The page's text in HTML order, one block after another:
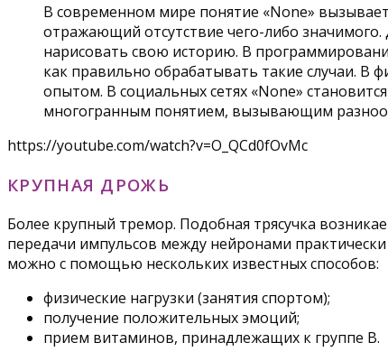
В современном мире понятие «None»
отражающий отсутствие чего-либо
нарисовать свою историю. В
как правильно обрабатывать такие случаи. В
опытом. В социальных сетях «None»
многогранным понятием, вызывающим
https://youtube.com/watch?v=O_QCd0fOvMc
КРУПНАЯ ДРОЖЬ
Более крупный тремор. Подобная трясучка
передачи импульсов между нейронами
можно с помощью нескольких известных способов:
физические нагрузки (занятия спортом);
получение положительных эмоций;
прием витаминов, принадлежащих к группе В.